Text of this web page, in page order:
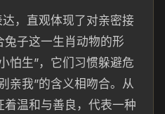
，直观体现了对亲密接
子这一生肖动物的形
怕生”，它们习惯躲避危
亲我”的含义相吻合。从
着温和与善良，代表一种